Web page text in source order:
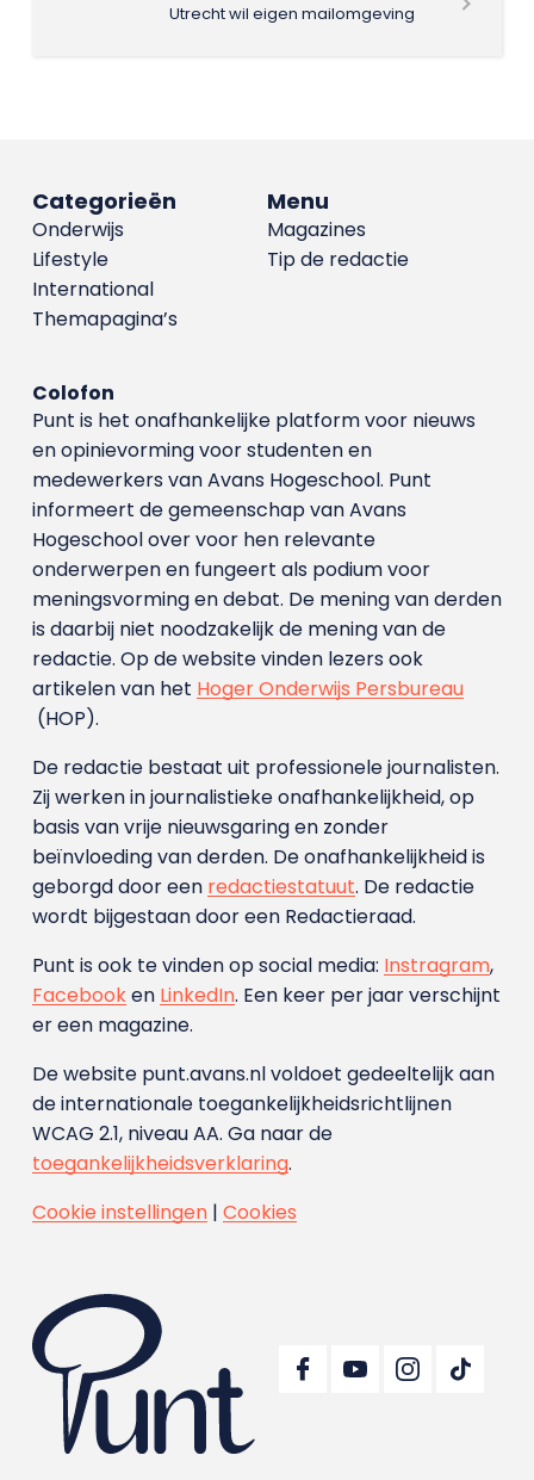
Utrecht wil eigen mailomgeving
Menu
Magazines
Tip de redactie
Categorieën
Onderwijs
Lifestyle
International
Themapagina’s
Colofon
Punt is het onafhankelijke platform voor nieuws
en opinievorming voor studenten en
medewerkers van Avans Hoge­school. Punt
informeert de gemeenschap van Avans
Hogeschool over voor hen relevante
onderwerpen en fungeert als podium voor
meningsvorming en debat. De mening van derden
is daarbij niet noodzakelijk de mening van de
redactie. Op de website vinden lezers ook
artikelen van het Hoger Onderwijs Persbureau
(HOP).
De redactie bestaat uit professionele journalisten.
Zij werken in journalistieke onafhankelijkheid, op
basis van vrije nieuwsgaring en zonder
beïnvloeding van derden. De onafhankelijkheid is
geborgd door een redactiestatuut. De redactie
wordt bijgestaan door een Redactieraad.
Punt is ook te vinden op social media: Instragram,
Facebooken LinkedIn. Een keer per jaar verschijnt
er een magazine.
De website punt.avans.nl voldoet gedeeltelijk aan
de internationale toegankelijkheidsrichtlijnen
WCAG 2.1, niveau AA. Ga naar de
toegankelijkheidsverklaring.
Cookie instellingen| Cookies